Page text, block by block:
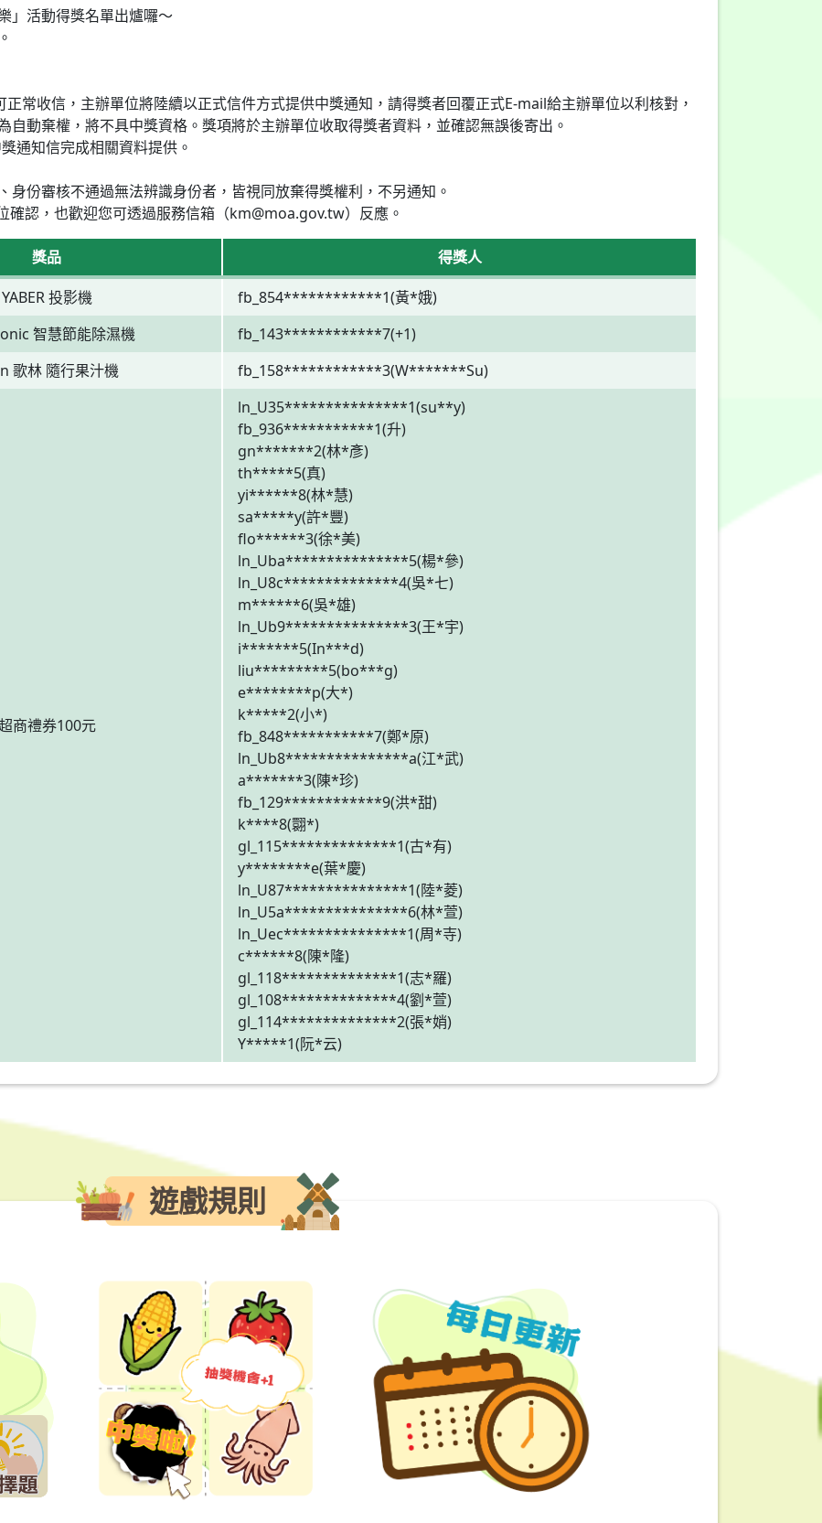
」活動得獎名單出爐囉～
常收信，主辦單位將陸續以正式信件方式提供中獎通知，請得獎者回覆正式E-mail給主辦單位以利核對，
動棄權，將不具中獎資格。獎項將於主辦單位收取得獎者資料，並確認無誤後寄出。
通知信完成相關資料提供。
份審核不通過無法辨識身份者，皆視同放棄得獎權利，不另通知。
認，也歡迎您可透過服務信箱（km@moa.gov.tw）反應。
獎品
得獎人
YABER 投影機
fb_854************1(黃*娥)
智慧節能除濕機
fb_143************7(+1)
歌林 隨行果汁機 fb_158************3(W*******Su)
商禮券100元
ln_U35***************1(su**y)
fb_936***********1(升)
gn*******2(林*彥)
th*****5(真)
yi******8(林*慧)
sa*****y(許*豐)
flo******3(徐*美)
ln_Uba***************5(楊*參)
ln_U8c**************4(吳*七)
m******6(吳*雄)
ln_Ub9***************3(王*宇)
i*******5(In***d)
liu*********5(bo***g)
e********p(大*)
k*****2(小*)
fb_848***********7(鄭*原)
ln_Ub8***************a(江*武)
a*******3(陳*珍)
fb_129************9(洪*甜)
k****8(翾*)
gl_115**************1(古*有)
y********e(葉*慶)
ln_U87***************1(陸*菱)
ln_U5a***************6(林*萱)
ln_Uec***************1(周*寺)
c******8(陳*隆)
gl_118**************1(志*羅)
gl_108**************4(劉*萱)
gl_114**************2(張*娋)
Y*****1(阮*云)
遊戲規則